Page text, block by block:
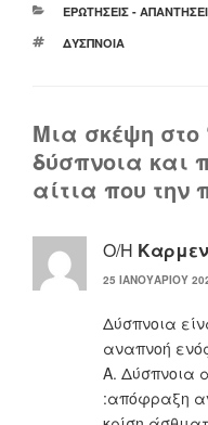
ΚΑΤΗΓΟΡΊΕΣ
ΕΡΩΤΉΣΕΙΣ -
ΕΤΙΚΈΤΕΣ
ΔΎΣΠΝΟΙΑ
Μια σκέψη στο
δύσπνοια και
αίτια που την
Ο/Η Καρμεν
25 ΙΑΝΟΥΑΡΊΟΥ
Δύσπνοια
αναπνοή
Α. Δύσπνοια
:απόφραξη